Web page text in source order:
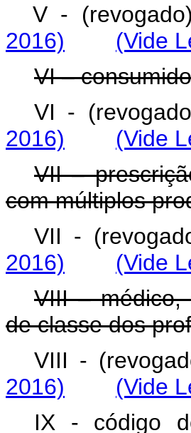
V -
2016)
(Vide
VI –
VI -
2016)
(Vide
VII –
com múltiplos
VII -
2016)
(Vide
VIII – médico,
de classe dos
VIII -
2016)
(Vide
IX - código